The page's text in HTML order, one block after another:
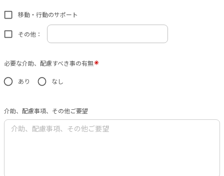
移動・行動のサポート
その他：
必要な介助、配慮すべき事の有無
あり なし
介助、配慮事項、その他ご要望